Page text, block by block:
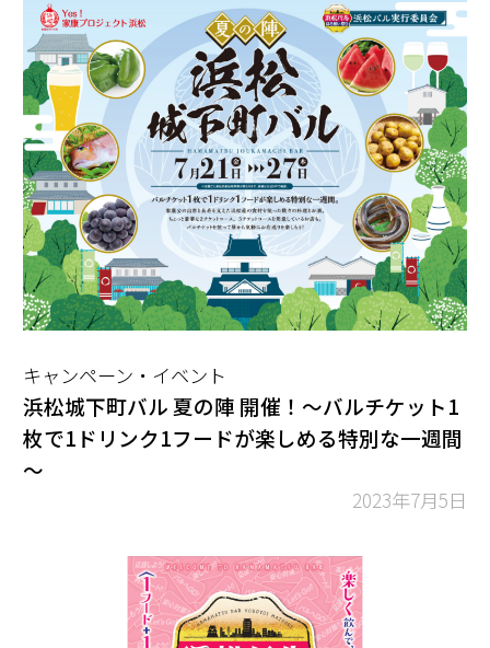
キャンペーン・イベント
浜松城下町バル 夏の陣 開催！～バルチケット1
枚で1ドリンク1フードが楽しめる特別な一週間
～
2023年7月5日